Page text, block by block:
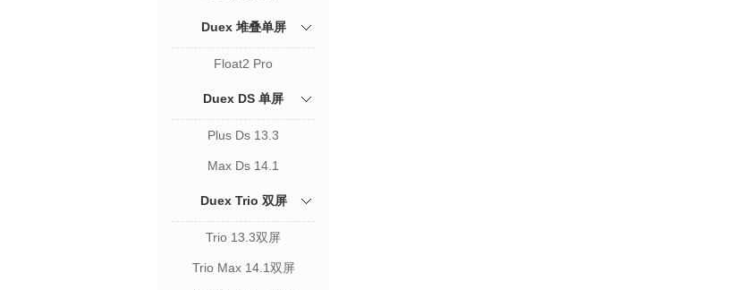
Duex 堆叠单屏
Float2 Pro
Duex DS 单屏
Plus Ds 13.3
Max Ds 14.1
Duex Trio 双屏
Trio 13.3双屏
Trio Max 14.1双屏